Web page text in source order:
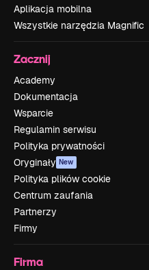
Aplikacja mobilna
Wszystkie narzędzia Magnific
Zacznij
Academy
Dokumentacja
Wsparcie
Regulamin serwisu
Polityka prywatności
Oryginały New
Polityka plików cookie
Centrum zaufania
Partnerzy
Firmy
Firma